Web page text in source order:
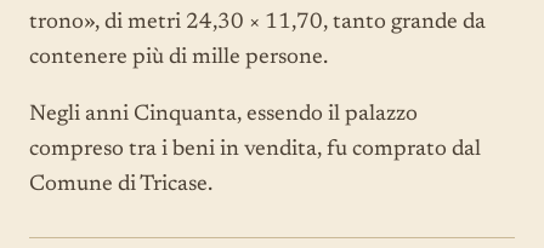
trono», di metri 24,30 × 11,70, tanto grande da
contenere più di mille persone.
Negli anni Cinquanta, essendo il palazzo
compreso tra i beni in vendita, fu comprato dal
Comune di Tricase.